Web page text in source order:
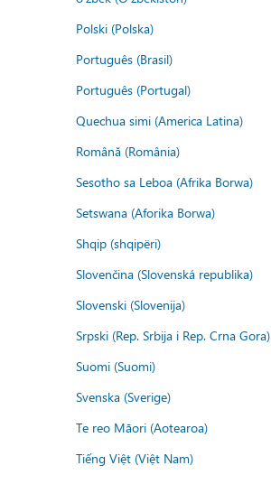
Polski (Polska)
Português (Brasil)
Português (Portugal)
Quechua simi (America Latina)
Română (România)
Sesotho sa Leboa (Afrika Borwa)
Setswana (Aforika Borwa)
Shqip (shqipëri)
Slovenčina (Slovenská republika)
Slovenski (Slovenija)
Srpski (Rep. Srbija i Rep. Crna Gora)
Suomi (Suomi)
Svenska (Sverige)
Te reo Māori (Aotearoa)
Tiếng Việt (Việt Nam)